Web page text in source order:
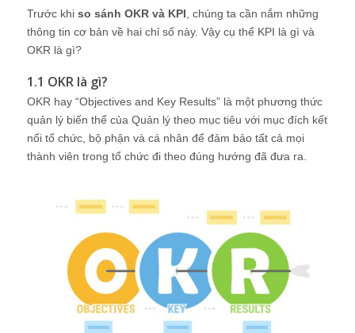
Trước khi so sánh OKR và KPI , chúng ta cần nắm những
thông tin cơ bản về hai chỉ số này. Vậy cụ thể KPI là gì và
OKR là gì?
1.1 OKR là gì?
OKR hay “Objectives and Key Results” là một phương thức
quản lý biến thể của Quản lý theo mục tiêu với mục đích kết
nối tổ chức, bộ phận và cá nhân để đảm bảo tất cả mọi
thành viên trong tổ chức đi theo đúng hướng đã đưa ra.